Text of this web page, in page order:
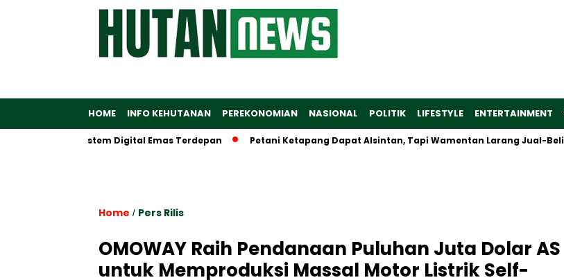
HOME INFO KEHUTANAN PEREKONOMIAN NASIONAL POLITIK LIFESTYLE ENTERTAINMENT
Ekosistem Digital Emas Terdepan Petani Ketapang Dapat Alsintan, Tapi Wamentan Larang Jual-Beli Alat
Home / Pers Rilis
OMOWAY Raih Pendanaan Puluhan Juta Dolar AS
untuk Memproduksi Massal Motor Listrik Self-